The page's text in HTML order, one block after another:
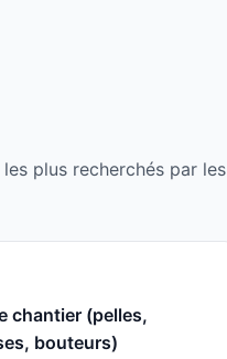
plus recherchés par les
chantier (pelles,
bouteurs)